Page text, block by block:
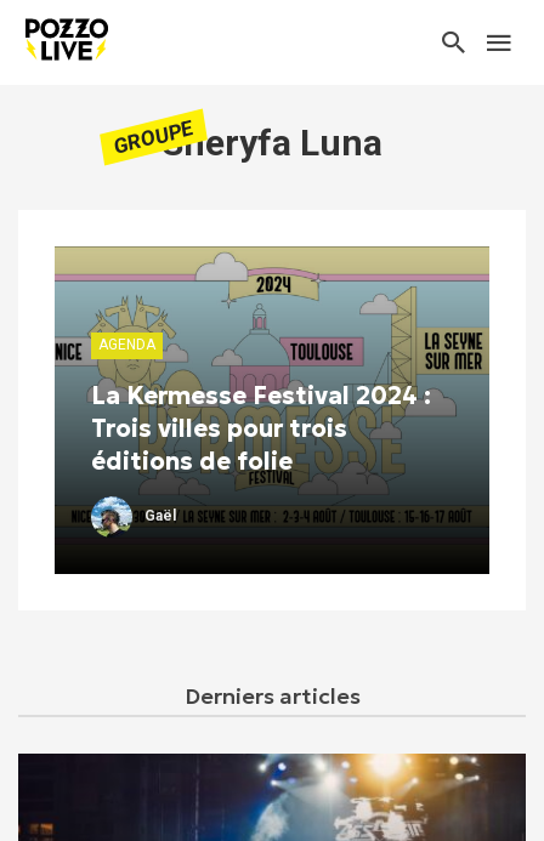
GROUPESheryfa Luna
AGENDA
La Kermesse Festival 2024 :
Trois villes pour trois
éditions de folie
Gaël
Derniers articles